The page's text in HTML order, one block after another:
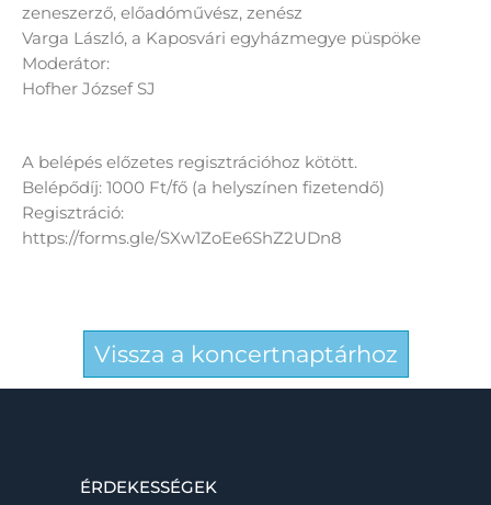
zeneszerző, előadóművész, zenész
Varga László, a Kaposvári egyházmegye püspöke
Moderátor:
Hofher József SJ
A belépés előzetes regisztrációhoz kötött.
Belépődíj: 1000 Ft/fő (a helyszínen fizetendő)
Regisztráció:
https://forms.gle/SXw1ZoEe6ShZ2UDn8
Vissza a koncertnaptárhoz
ÉRDEKESSÉGEK